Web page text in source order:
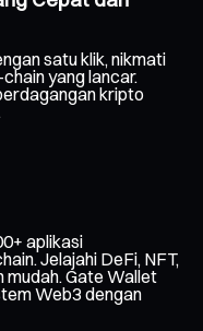
satu klik, nikmati
yang lancar.
kripto
aplikasi
Jelajahi DeFi, NFT,
mudah. Gate Wallet
Web3 dengan